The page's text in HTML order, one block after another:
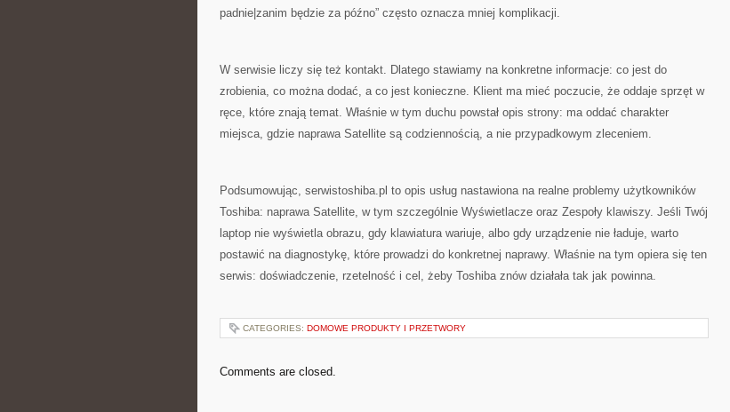
padnie|zanim będzie za późno” często oznacza mniej komplikacji.
W serwisie liczy się też kontakt. Dlatego stawiamy na konkretne informacje: co jest do
zrobienia, co można dodać, a co jest konieczne. Klient ma mieć poczucie, że oddaje sprzęt w
ręce, które znają temat. Właśnie w tym duchu powstał opis strony: ma oddać charakter
miejsca, gdzie naprawa Satellite są codziennością, a nie przypadkowym zleceniem.
Podsumowując, serwistoshiba.pl to opis usług nastawiona na realne problemy użytkowników
Toshiba: naprawa Satellite, w tym szczególnie Wyświetlacze oraz Zespoły klawiszy. Jeśli Twój
laptop nie wyświetla obrazu, gdy klawiatura wariuje, albo gdy urządzenie nie ładuje, warto
postawić na diagnostykę, które prowadzi do konkretnej naprawy. Właśnie na tym opiera się ten
serwis: doświadczenie, rzetelność i cel, żeby Toshiba znów działała tak jak powinna.
CATEGORIES: DOMOWE PRODUKTY I PRZETWORY
Comments are closed.